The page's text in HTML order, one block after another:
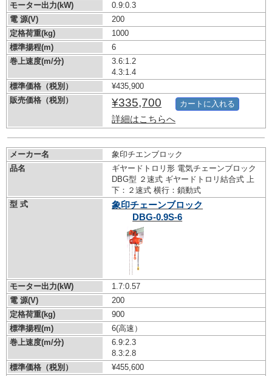
モーター出力(kW)
0.9:0.3
電 源(V)
200
定格荷重(kg)
1000
標準揚程(m)
6
巻上速度(m/分)
3.6:1.2
4.3:1.4
標準価格（税別）
¥435,900
販売価格（税別）
¥335,700
詳細はこちらへ
カートに入れる
メーカー名
象印チエンブロック
品名
ギヤードトロリ形 電気チェーンブロック
DBG型 ２速式 ギヤードトロリ結合式 上
下：２速式 横行：鎖動式
型 式
象印チェーンブロック
DBG-0.9S-6
モーター出力(kW)
1.7:0.57
電 源(V)
200
定格荷重(kg)
900
標準揚程(m)
6(高速）
巻上速度(m/分)
6.9:2.3
8.3:2.8
標準価格（税別）
¥455,600